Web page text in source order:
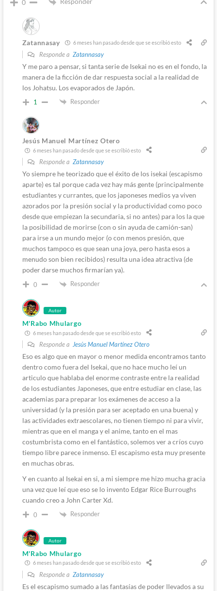
0
Zatannasay 6 meses han pasado desde que se escribió esto
Responde a Zatannasay
Y me paro a pensar, si tanta serie de Isekai no es en el fondo, la
manera de la ficción de dar respuesta social a la realidad de
los Johatsu. Los evaporados de Japón.
1 Responder
Jesús Manuel Martínez Otero
6 meses han pasado desde que se escribió esto
Responde a Zatannasay
Yo siempre he teorizado que el éxito de los isekai (escapismo
aparte) es tal porque cada vez hay más gente (principalmente
estudiantes y currantes, que los japoneses medios ya viven
azorados por la presión social y la productividad como poco
desde que empiezan la secundaria, si no antes) para los la que
la posibilidad de morirse (con o sin ayuda de camión-san)
para irse a un mundo mejor (o con menos presión, que
muchos tampoco es que sean una joya, pero hasta esos a
menudo son bien recibidos) resulta una idea atractiva (de
poder darse muchos firmarían ya).
0 Responder
Autor
M'Rabo Mhulargo
6 meses han pasado desde que se escribió esto
Responde a Jesús Manuel Martínez Otero
Eso es algo que en mayor o menor medida encontramos tanto
dentro como fuera del Isekai, que no hace mucho leí un
articulo que hablaba del enorme contraste entre la realidad
de los estudiantes Japoneses, que entre estudiar en clase, las
academias para preparar los exámenes de acceso a la
universidad (y la presión para ser aceptado en una buena) y
las actividades extraescolares, no tienen tiempo ni para vivir,
mientras que en el manga y el anime, tanto en el mas
costumbrista como en el fantástico, solemos ver a críos cuyo
tiempo libre parece inmenso. El escapismo esta muy presente
en muchas obras.
Y en cuanto al Isekai en si, a mi siempre me hizo mucha gracia
una vez que leí que eso se lo invento Edgar Rice Burroughs
cuando creo a John Carter Xd.
0 Responder
Autor
M'Rabo Mhulargo
6 meses han pasado desde que se escribió esto
Responde a Zatannasay
Es el escapismo sumado a las fantasías de poder llevados a su